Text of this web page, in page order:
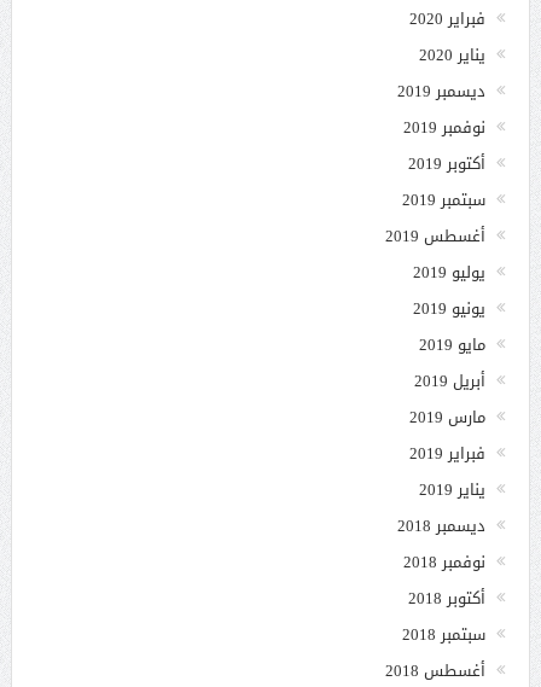
فبراير 2020
يناير 2020
ديسمبر 2019
نوفمبر 2019
أكتوبر 2019
سبتمبر 2019
أغسطس 2019
يوليو 2019
يونيو 2019
مايو 2019
أبريل 2019
مارس 2019
فبراير 2019
يناير 2019
ديسمبر 2018
نوفمبر 2018
أكتوبر 2018
سبتمبر 2018
أغسطس 2018